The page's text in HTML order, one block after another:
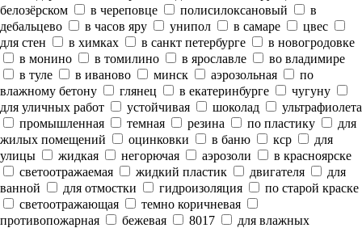
белозёрском
в череповце полисилоксановый
в
дебальцево
в часов яру унипол в самаре
цвес
для стен
в химках в санкт петербурге
в новогродовке
в монино
в томилино в ярославле
во владимире
в туле
в иваново минск аэрозольная
по
влажному бетону
глянец в екатеринбурге
чугуну
для уличных работ
устойчивая шоколад
ультрафиолета
промышленная
темная резина по пластику
для
жилых помещений
оцинковки в баню кср
для
улицы
жидкая негорючая аэрозоли
в красноярске
светоотражаемая
жидкий пластик двигателя
для
ванной
для отмостки гидроизоляция
по старой краске
светоотражающая
темно коричневая
противопожарная
бежевая 8017
для влажных